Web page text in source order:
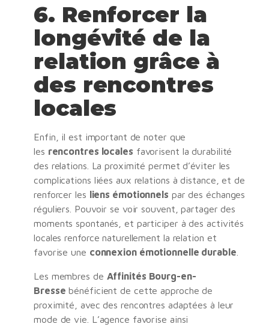
6. Renforcer la
longévité de la
relation grâce à
des rencontres
locales
Enfin, il est important de noter que
les rencontres locales favorisent la durabilité
des relations. La proximité permet d’éviter les
complications liées aux relations à distance, et de
renforcer les liens émotionnels par des échanges
réguliers. Pouvoir se voir souvent, partager des
moments spontanés, et participer à des activités
locales renforce naturellement la relation et
favorise une connexion émotionnelle durable
Les membres de Affinités Bourg-en-
Bresse bénéficient de cette approche de
proximité, avec des rencontres adaptées à leur
mode de vie. L’agence favorise ainsi